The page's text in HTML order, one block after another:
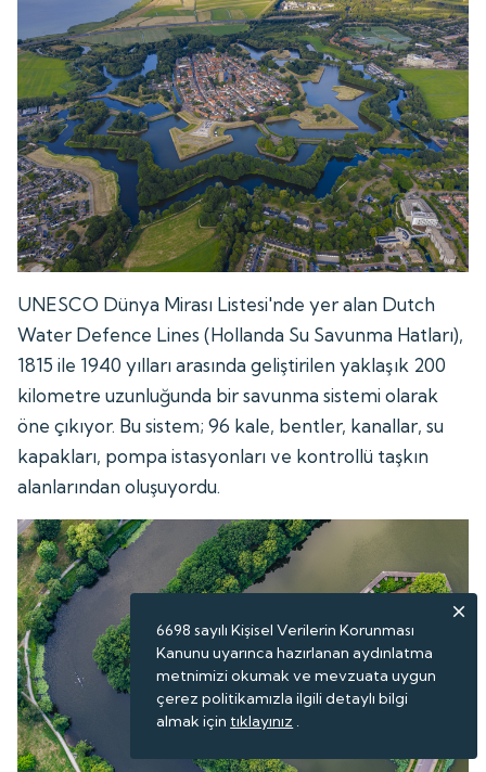
UNESCO Dünya Mirası Listesi'nde yer alan Dutch
Water Defence Lines (Hollanda Su Savunma Hatları),
1815 ile 1940 yılları arasında geliştirilen yaklaşık 200
kilometre uzunluğunda bir savunma sistemi olarak
öne çıkıyor. Bu sistem; 96 kale, bentler, kanallar, su
kapakları, pompa istasyonları ve kontrollü taşkın
alanlarından oluşuyordu.
6698 sayılı Kişisel Verilerin Korunması
Kanunu uyarınca hazırlanan aydınlatma
metnimizi okumak ve mevzuata uygun
çerez politikamızla ilgili detaylı bilgi
almak için tıklayınız .